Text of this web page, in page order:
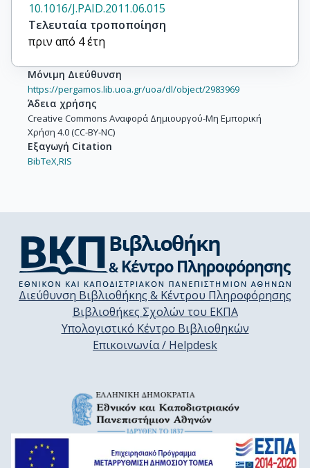
10.1016/J.PAID.2011.06.015
Τελευταία τροποποίηση
πριν από 4 έτη
Μόνιμη Διεύθυνση
https://pergamos.lib.uoa.gr/uoa/dl/object/2983969
Άδεια χρήσης
Creative Commons Αναφορά Δημιουργού-Μη Εμπορική
Χρήση 4.0 (CC-BY-NC)
Εξαγωγή Citation
BibTeX,RIS
Διεύθυνση Βιβλιοθήκης & Κέντρου Πληροφόρησης
Βιβλιοθήκες Σχολών του ΕΚΠΑ
Υπολογιστικό Κέντρο Βιβλιοθηκών
Επικοινωνία / Helpdesk